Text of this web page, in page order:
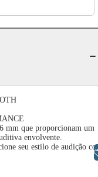
mm que proporcionam um
envolvente.
seu estilo de audição
Libras